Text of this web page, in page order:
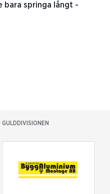
bara springa långt -
GULDDIVISIONEN